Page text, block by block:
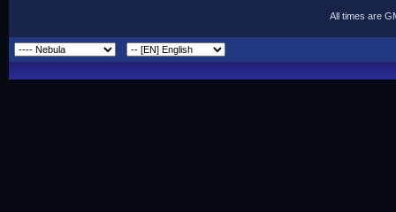
All times are